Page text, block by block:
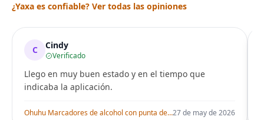
¿Yaxa es confiable? Ver todas las opiniones
C Cindy
Verificado
Llego en muy buen estado y en el tiempo que
indicaba la aplicación.
Ohuhu Marcadores de alcohol con punta de pincel – Juego de marcadores artísticos de doble punta con certificación AP para artistas adultos27 de may de 2026